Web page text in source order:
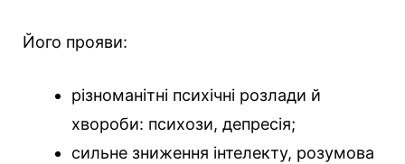
Його прояви:
різноманітні психічні розлади й
хвороби: психози, депресія;
сильне зниження інтелекту, розумова